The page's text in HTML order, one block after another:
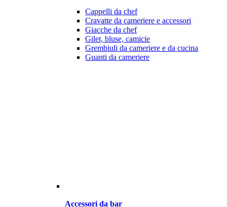
Cappelli da chef
Cravatte da cameriere e accessori
Giacche da chef
Gilet, bluse, camicie
Grembiuli da cameriere e da cucina
Guanti da cameriere
Accessori da bar